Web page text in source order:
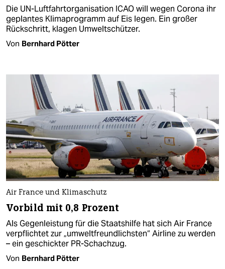
Die UN-Luftfahrtorganisation ICAO will wegen Corona ihr
geplantes Klimaprogramm auf Eis legen. Ein großer
Rückschritt, klagen Umweltschützer.
Von Bernhard Pötter
Air France und Klimaschutz
Vorbild mit 0,8 Prozent
Als Gegenleistung für die Staatshilfe hat sich Air France
verpflichtet zur „umweltfreundlichsten“ Airline zu werden
– ein geschickter PR-Schachzug.
Von Bernhard Pötter